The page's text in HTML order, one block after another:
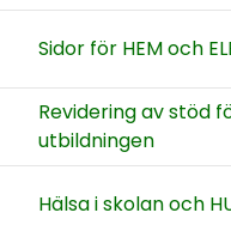
Sidor för HEM och
Revidering av stöd
utbildningen
Hälsa i skolan och